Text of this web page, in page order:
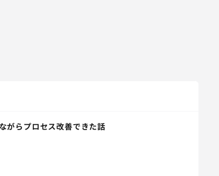
がらプロセス改善できた話